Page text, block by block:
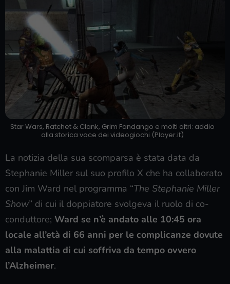
Star Wars, Ratchet & Clank, Grim Fandango e molti altri: addio
alla storica voce dei videogiochi (Player.it)
La notizia della sua scomparsa è stata data da
Stephanie Miller sul suo profilo X che ha collaborato
con Jim Ward nel programma “The Stephanie Miller
Show” di cui il doppiatore svolgeva il ruolo di co-
conduttore; Ward se n’è andato alle 10:45 ora
locale all’età di 66 anni per le complicanze dovute
alla malattia di cui soffriva da tempo ovvero
l’Alzheimer.